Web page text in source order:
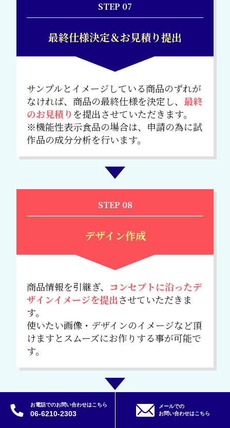
STEP 07
最終仕様決定＆お見積り提出
サンプルとイメージしている商品のずれが
なければ、商品の最終仕様を決定し、 最終
のお見積り を提出させていただきます。
※機能性表示食品の場合は、申請の為に試
作品の成分分析を行います。
STEP 08
デザイン作成
商品情報を引継ぎ、 コンセプトに沿ったデ
ザインイメージを提出させていただきま
す。
使いたい画像・デザインのイメージなど頂
けますとスムーズにお作りする事が可能で
す。
お電話でのお問い合わせはこちら
06-6210-2303
メールでの
お問い合わせはこちら